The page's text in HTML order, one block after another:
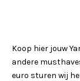
Koop hier jouw
andere
euro sturen wij